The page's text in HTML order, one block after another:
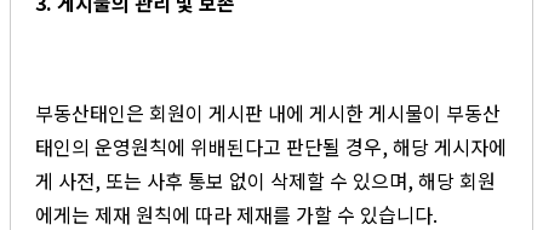
부동산태인은 회원이 게시판 내에 게시한 게시물이 부동산
태인의 운영원칙에 위배된다고 판단될 경우, 해당 게시자에
게 사전, 또는 사후 통보 없이 삭제할 수 있으며, 해당 회원
에게는 제재 원칙에 따라 제재를 가할 수 있습니다.